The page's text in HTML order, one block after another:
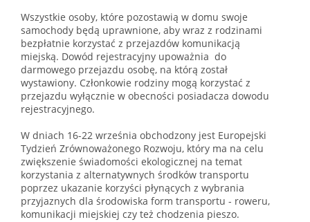
Wszystkie osoby, które pozostawią w domu swoje
samochody będą uprawnione, aby wraz z rodzinami
bezpłatnie korzystać z przejazdów komunikacją
miejską. Dowód rejestracyjny upoważnia do
darmowego przejazdu osobę, na którą został
wystawiony. Członkowie rodziny mogą korzystać z
przejazdu wyłącznie w obecności posiadacza dowodu
rejestracyjnego.
W dniach 16-22 września obchodzony jest Europejski
Tydzień Zrównoważonego Rozwoju, który ma na celu
zwiększenie świadomości ekologicznej na temat
korzystania z alternatywnych środków transportu
poprzez ukazanie korzyści płynących z wybrania
przyjaznych dla środowiska form transportu - roweru,
komunikacji miejskiej czy też chodzenia pieszo.